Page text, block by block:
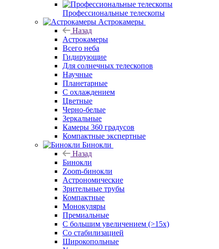
Профессиональные телескопы
Астрокамеры
Назад
Астрокамеры
Всего неба
Гидирующие
Для солнечных телескопов
Научные
Планетарные
С охлаждением
Цветные
Черно-белые
Зеркальные
Камеры 360 градусов
Компактные экспертные
Бинокли
Назад
Бинокли
Zoom-бинокли
Астрономические
Зрительные трубы
Компактные
Монокуляры
Премиальные
С большим увеличением (>15x)
Со стабилизацией
Широкопольные